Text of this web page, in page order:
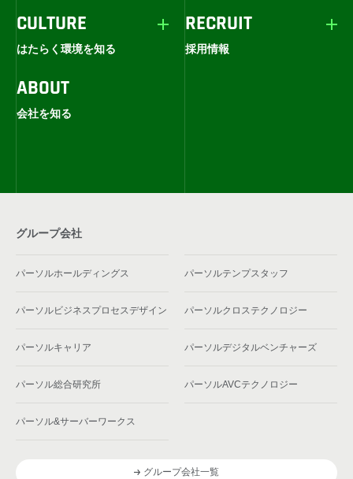
CULTURE
はたらく環境を知る
RECRUIT
採用情報
ABOUT
会社を知る
グループ会社
パーソルホールディングス パーソルテンプスタッフ
パーソルビジネスプロセスデザイン パーソルクロステクノロジー
パーソルキャリア パーソルデジタルベンチャーズ
パーソル総合研究所 パーソルAVCテクノロジー
パーソル&サーバーワークス
グループ会社一覧